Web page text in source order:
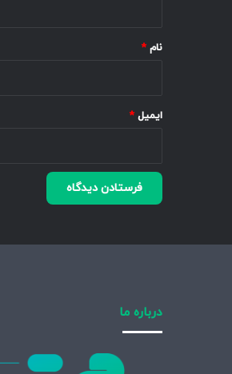
نام *
ایمیل *
درباره ما